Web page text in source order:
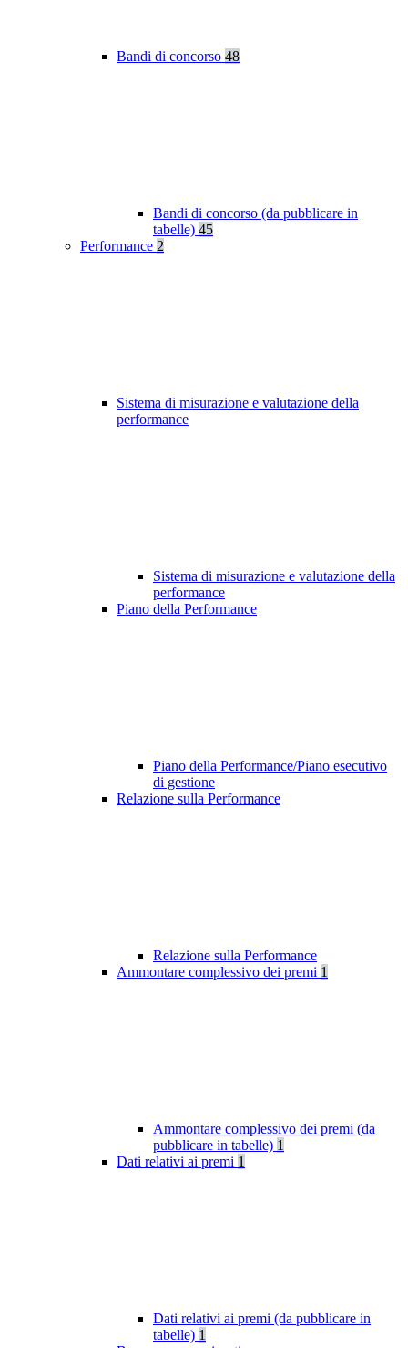
Bandi di concorso 48
Bandi di concorso (da pubblicare in
tabelle) 45
Performance 2
Sistema di misurazione e valutazione della
performance
Sistema di misurazione e valutazione della
performance
Piano della Performance
Piano della Performance/Piano esecutivo
di gestione
Relazione sulla Performance
Relazione sulla Performance
Ammontare complessivo dei premi 1
Ammontare complessivo dei premi (da
pubblicare in tabelle) 1
Dati relativi ai premi 1
Dati relativi ai premi (da pubblicare in
tabelle) 1